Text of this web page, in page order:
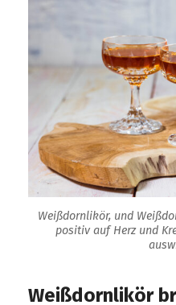
Weißdornlikör, und
positiv auf Herz und
Weißdornlikör